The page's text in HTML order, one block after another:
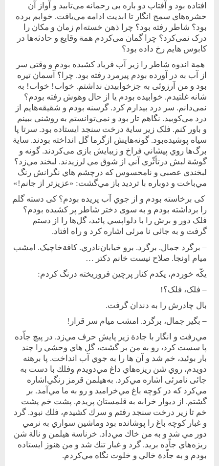
افتاده بود و ‌آفتاب دو باره‌ بی رحمانه می‌تابيد و آواز آن
حشره‌های سمج انگار تا ابديت ادامه می‌يافت. خوابم برده
بود؟ شاطر رفته بود؟ چرا ذهن خسته‌ام زمان و مکان را
درک نمی‌کرد؟ چرا گمان می‌کردم همة وقايع و حادثه‌ها در
کابوس هايم رخ داده بود؟
همة اندوه شاطر را زير آب فرياد کشيده بودم و وقتی سر
از آب به در آورده بودم پيرمرد رفته بود. چرا؟ آسمان تيره
بود و من آرزوئی به جزخوابيدن نداشتم. خواب! خواب! به
شانه غلتيدم. خوابيده بودم يا از حال و‌هوش رفته بودم؟
نمی‌دانم. سر درد بيدارم کرد. گرسنه بودم و شقيقه‌هايم از
درد می‌کوبيد. نگاهم تار بود و نمی‌توانستم به روشنی ببينم
و باور کنم. فلک زير ساية درخت سنجد ايستاده بود. سرتا پا
سياه پوشيده‌بود. گونه‌هايش از‌گرما گل انداخته بودند. ساية
برگ‌ها روي پيشاني فراخ و زيبايش بازی می‌کردند. گونه و
گوشة لبش در‌تأثّري آني از شوق‌ مي لرزيدند. لبخند مي‌زد؟
لبخندی عصبی و نامحسوس كه در‌چشم هاي نگرانش رنگ
مي‌باخت و دوباره با ترديد باز مي‌گشت: «عزيزتر از جانم!»
کی برخاسته بودم و از جوي آب پريده بودم؟ کی دسته گلم
را برداشته بودم و به سوی دختر شاطر پر کشيده بودم؟
فلک دور و برش را با دلواپسي پائيد، گل‌ها را از دستم
گرفت و به جائی نا مرئی اشاره کرد و راه افتاد.
– برگرد جمال. برگرد. برو خيابان‌نادري. کافة‌خاچيک. امشب
ميام اونجا. صلاح نيست خانم دکتر …
يکّه خوردم، يکدم کنار پرچين فروريخته درنگ کردم:
– فلک، فلک؟!
بال چادرش را به دندان گرفت.
– بگير جمال، برگرد. امشب ميام سر قرار!
مي‌رفت و انگار با جادة زير پايش حرف مي‌زد. در پيچ جاّده
پا سست كرد، رو به من بر گشت، گل هاي وحشي را چند
بار بوئيد، خم شد و آن ها را به جوي آب انداخت. پا برهنه
دويدم، روي شن ريزه‌هاي داغ مي‌دويدم ‌و‌فلك با دست به‌
جائی نا‌مرئی اشاره‌ مي‌كرد. به‌هيلمن قرمز رنگي‌اشاره
مي‌كرد كه در كوچه باغ‌ مي‌خراميد و رو به ما مي‌آمد. بر
گشتم. از ديوار خرابه به قلمستان پريدم. پشت خم پشت
خم تا زير درخت سنجد رفتم و سرك كشيدم، فلك نبود. گرد
و غبار كوچه باغ را پوشانده بود و‌ماشين سواري به نرمي
دور مي شد و به من خاك مي‌داد. خرناسة هيلمن و نالة شن
ريزه‌هاي جاّده بريد. گرد و غبار تنك شد و من هنوز ايستاده
بودم و به جاّدة خالي و خلوت نگاه مي‌كردم.